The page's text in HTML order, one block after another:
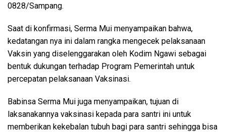
0828/Sampang.
Saat di konfirmasi, Serma Mui menyampaikan bahwa,
kedatangan nya ini dalam rangka mengecek pelaksanaan
Vaksin yang diselenggarakan oleh Kodim Ngawi sebagai
bentuk dukungan terhadap Program Pemerintah untuk
percepatan pelaksanaan Vaksinasi.
Babinsa Serma Mui juga menyampaikan, tujuan di
laksanakannya vaksinasi kepada para santri ini untuk
memberikan kekebalan tubuh bagi para santri sehingga bisa